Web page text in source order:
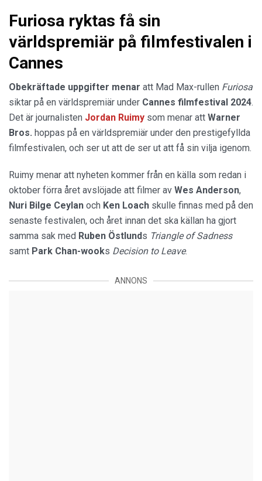
Furiosa ryktas få sin
världspremiär på filmfestivalen i
Cannes
Obekräftade uppgifter menar att Mad Max-rullen Furiosa
siktar på en världspremiär under Cannes filmfestival 2024.
Det är journalisten Jordan Ruimy som menar att Warner
Bros. hoppas på en världspremiär under den prestigefyllda
filmfestivalen, och ser ut att de ser ut att få sin vilja igenom.
Ruimy menar att nyheten kommer från en källa som redan i
oktober förra året avslöjade att filmer av Wes Anderson,
Nuri Bilge Ceylan och Ken Loach skulle finnas med på den
senaste festivalen, och året innan det ska källan ha gjort
samma sak med Ruben Östlunds Triangle of Sadness
samt Park Chan-wooks Decision to Leave.
ANNONS